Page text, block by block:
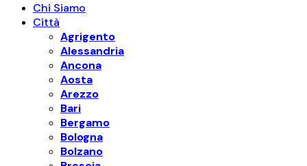
Chi Siamo
Città
Agrigento
Alessandria
Ancona
Aosta
Arezzo
Bari
Bergamo
Bologna
Bolzano